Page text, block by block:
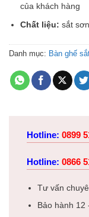
của khách hàng
Chất liệu: sắt
Danh mục: Bàn ghế
Hotline: 0899
Hotline: 0866
Tư vấn
Bảo hành 12